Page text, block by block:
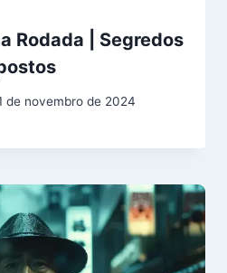
Rodada | Segredos
de novembro de 2024